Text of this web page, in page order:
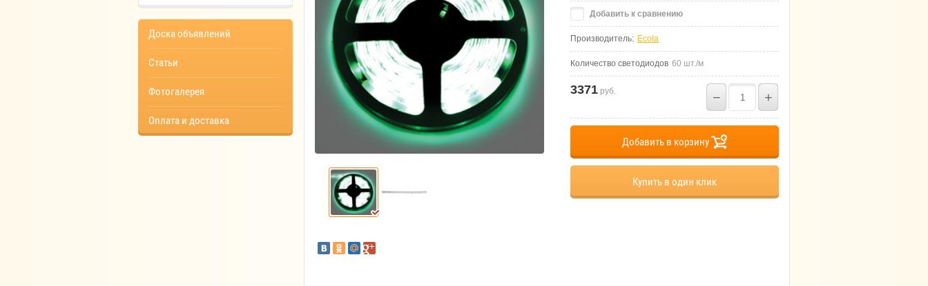
Доска объявлений
Статьи
Фотогалерея
Оплата и доставка
Добавить к сравнению
Производитель: Ecola
Количество светодиодов 60 шт./м
3371 руб. − +
Добавить в корзину
Купить в один клик